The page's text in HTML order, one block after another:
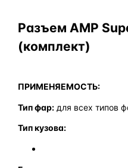
Разъем AMP
(комплект)
ПРИМЕНЯЕМОСТЬ:
Тип фар: для всех типов
Тип кузова: